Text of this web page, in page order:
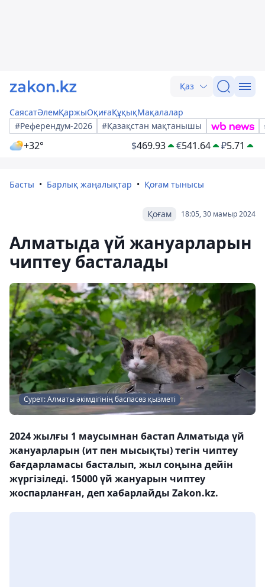
Қаз
СаясатӘлемҚаржыОқиғаҚұқықМақалалар
#Референдум-2026
#Қазақстан мақтанышы
+32° $469.93 €541.64 ₽5.71
Басты Барлық жаңалықтар Қоғам тынысы
18:05, 30 мамыр 2024
Қоғам
Алматыда үй жануарларын
чиптеу басталады
Сурет: Алматы әкімдігінің баспасөз қызметі
2024 жылғы 1 маусымнан бастап Алматыда үй
жануарларын (ит пен мысықты) тегін чиптеу
бағдарламасы басталып, жыл соңына дейін
жүргізіледі. 15000 үй жануарын чиптеу
жоспарланған, деп хабарлайды Zakon.kz.